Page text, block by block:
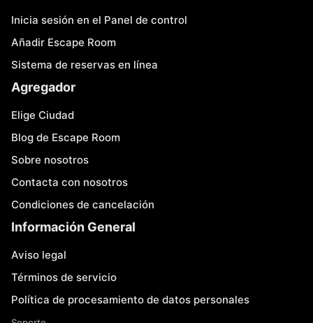
Inicia sesión en el Panel de control
Añadir Escape Room
Sistema de reservas en línea
Agregador
Elige Ciudad
Blog de Escape Room
Sobre nosotros
Contacta con nosotros
Condiciones de cancelación
Información General
Aviso legal
Términos de servicio
Política de procesamiento de datos personales